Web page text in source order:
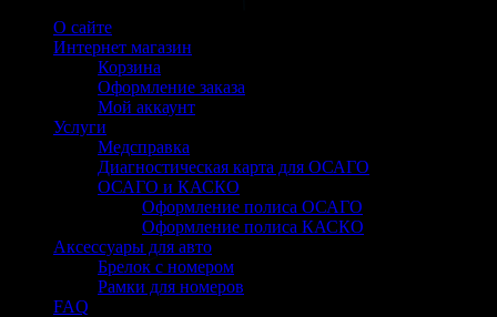
О сайте
Интернет магазин
Корзина
Оформление заказа
Мой аккаунт
Услуги
Медсправка
Диагностическая карта для ОСАГО
ОСАГО и КАСКО
Оформление полиса ОСАГО
Оформление полиса КАСКО
Аксессуары для авто
Брелок с номером
Рамки для номеров
FAQ